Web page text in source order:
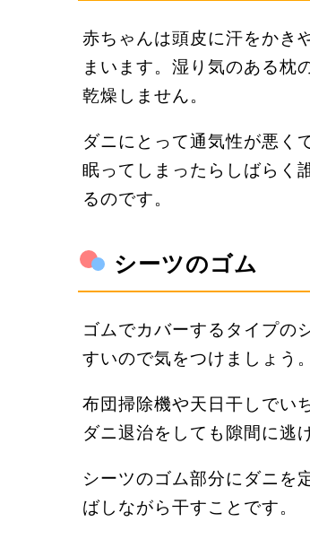
赤ちゃんは頭皮に汗をかき
まいます。湿り気のある枕
乾燥しません。
ダニにとって通気性が悪く
眠ってしまったらしばらく
るのです。
シーツのゴム
ゴムでカバーするタイプの
すいので気をつけましょう。
布団掃除機や天日干しでい
ダニ退治をしても隙間に逃
シーツのゴム部分にダニを
ばしながら干すことです。